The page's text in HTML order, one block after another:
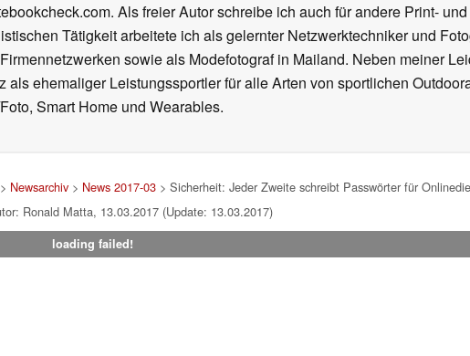
Als freier Autor schreibe ich auch für andere Print-
Tätigkeit arbeitete ich als gelernter Netzwerktechniker und
sowie als Modefotograf in Mailand. Neben meiner
als ehemaliger Leistungssportler für alle Arten von sportlichen
Smart Home und Wearables.
> Newsarchiv > News 2017-03 > Sicherheit: Jeder Zweite schreibt Passwörter für
Ronald Matta, 13.03.2017 (Update: 13.03.2017)
loading failed!